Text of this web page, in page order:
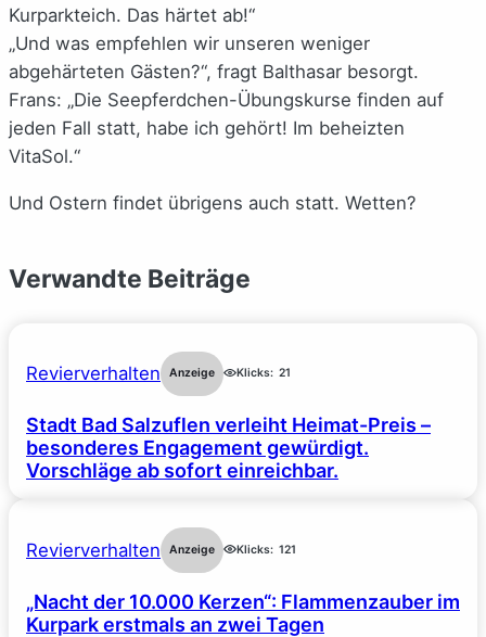
Kurparkteich. Das härtet ab!“
„Und was empfehlen wir unseren weniger
abgehärteten Gästen?“, fragt Balthasar besorgt.
Frans: „Die Seepferdchen-Übungskurse finden auf
jeden Fall statt, habe ich gehört! Im beheizten
VitaSol.“
Und Ostern findet übrigens auch statt. Wetten?
Verwandte Beiträge
Revierverhalten Anzeige Klicks: 21
Stadt Bad Salzuflen verleiht Heimat-Preis –
besonderes Engagement gewürdigt.
Vorschläge ab sofort einreichbar.
Revierverhalten Anzeige Klicks: 121
„Nacht der 10.000 Kerzen“: Flammenzauber im
Kurpark erstmals an zwei Tagen